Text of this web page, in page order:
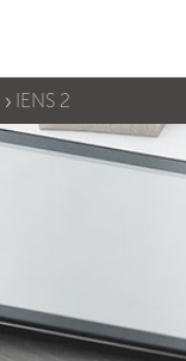
IENS 2